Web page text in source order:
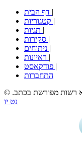
|
|
|
|
|
|
|
התחברות
רשות מפורשת בכתב.
נט יו